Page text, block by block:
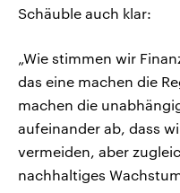
Schäuble auch klar:
„Wie stimmen wir
das eine machen die
machen die
aufeinander ab, dass
vermeiden, aber
nachhaltiges